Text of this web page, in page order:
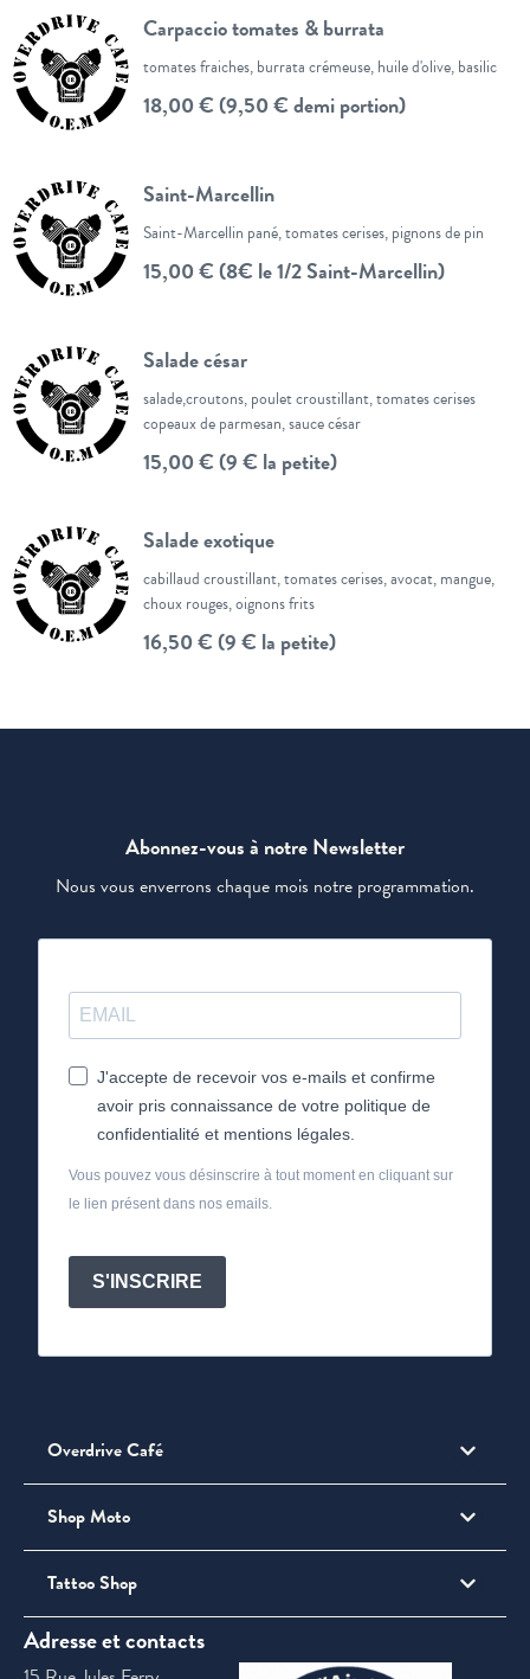
Carpaccio tomates & burrata
tomates fraiches, burrata crémeuse, huile d'olive, basilic
18,00 € (9,50 € demi portion)
Saint-Marcellin
Saint-Marcellin pané, tomates cerises, pignons de pin
15,00 € (8€ le 1/2 Saint-Marcellin)
Salade césar
salade,croutons, poulet croustillant, tomates cerises
copeaux de parmesan, sauce césar
15,00 € (9 € la petite)
Salade exotique
cabillaud croustillant, tomates cerises, avocat, mangue,
choux rouges, oignons frits
16,50 € (9 € la petite)
Abonnez-vous à notre Newsletter
Nous vous enverrons chaque mois notre programmation.
J'accepte de recevoir vos e-mails et confirme
avoir pris connaissance de votre politique de
confidentialité et mentions légales.
Vous pouvez vous désinscrire à tout moment en cliquant sur
le lien présent dans nos emails.
S'INSCRIRE
Overdrive Café
Shop Moto
Tattoo Shop
Adresse et contacts